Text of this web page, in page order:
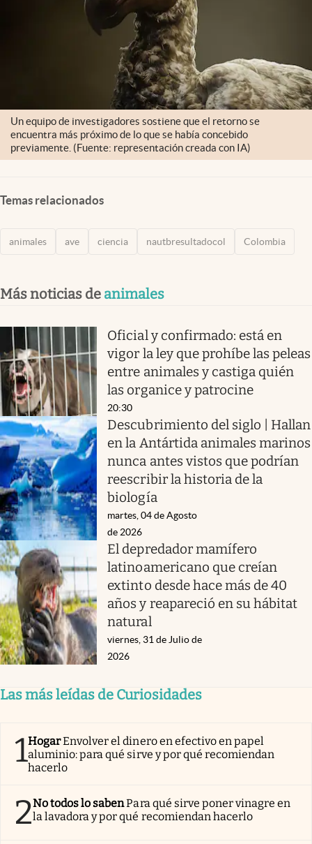
Un equipo de investigadores sostiene que el retorno se
encuentra más próximo de lo que se había concebido
previamente. (Fuente: representación creada con IA)
Temas relacionados
animales ave ciencia nautbresultadocol Colombia
Más noticias de animales
Oficial y confirmado: está en
vigor la ley que prohíbe las peleas
entre animales y castiga quién
las organice y patrocine
20:30
Descubrimiento del siglo | Hallan
en la Antártida animales marinos
nunca antes vistos que podrían
reescribir la historia de la
biología
martes, 04 de Agosto
de 2026
El depredador mamífero
latinoamericano que creían
extinto desde hace más de 40
años y reapareció en su hábitat
natural
viernes, 31 de Julio de
2026
Las más leídas de Curiosidades
1HogarEnvolver el dinero en efectivo en papel
aluminio: para qué sirve y por qué recomiendan
hacerlo
2No todos lo sabenPara qué sirve poner vinagre en
la lavadora y por qué recomiendan hacerlo